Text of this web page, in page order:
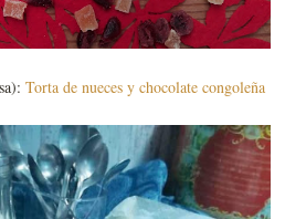
Torta de nueces y chocolate congoleña